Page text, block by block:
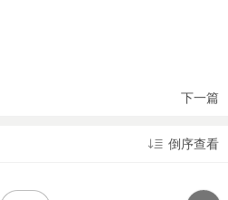
下一篇
倒序查看